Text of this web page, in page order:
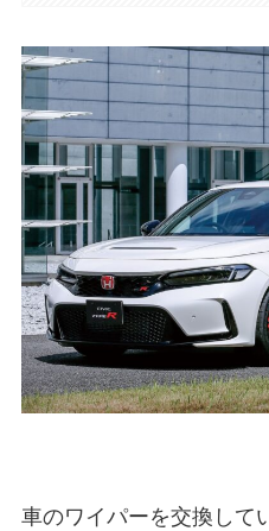
車のワイパーを交換して